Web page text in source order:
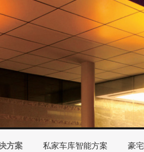
方案 私家车库智能方案 豪